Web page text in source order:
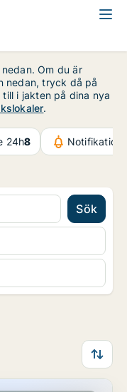
Om du är
nedan, tryck då på
i jakten på dina nya
.
24h8
Sök